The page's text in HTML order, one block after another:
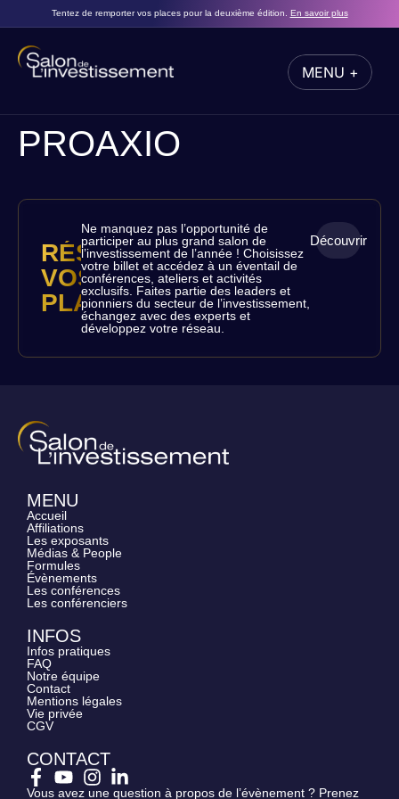
Tentez de remporter vos places pour la deuxième édition. En savoir plus
MENU +
PROAXIO
RÉSERVEZ
VOS
PLACES
Découvrir
Ne manquez pas l’opportunité de
participer au plus grand salon de
l’investissement de l’année ! Choisissez
votre billet et accédez à un éventail de
conférences, ateliers et activités
exclusifs. Faites partie des leaders et
pionniers du secteur de l’investissement,
échangez avec des experts et
développez votre réseau.
MENU
Accueil
Affiliations
Les exposants
Médias & People
Formules
Évènements
Les conférences
Les conférenciers
INFOS
Infos pratiques
FAQ
Notre équipe
Contact
Mentions légales
Vie privée
CGV
CONTACT
Vous avez une question à propos de l’évènement ? Prenez